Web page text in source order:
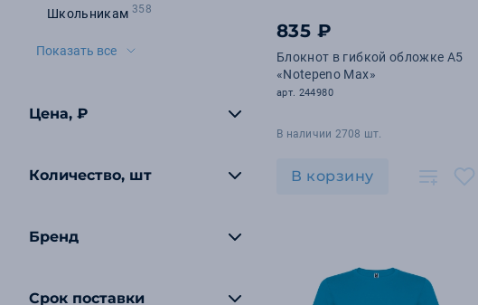
Школьникам 358
Показать все
Цена, ₽
Количество, шт
Бренд
Срок поставки
835 ₽
Блокнот в гибкой обложке А5
«Notepeno Max»
арт. 244980
В наличии 2708 шт.
В корзину